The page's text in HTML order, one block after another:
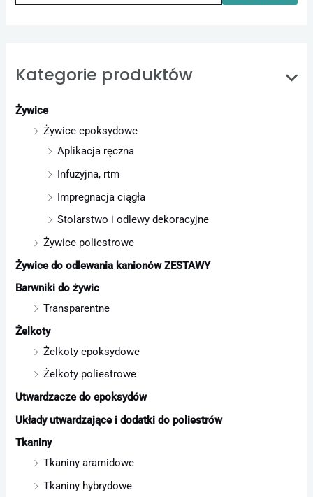
:Kategorie produktów
Żywice
Żywice epoksydowe
Aplikacja ręczna
Infuzyjna, rtm
Impregnacja ciągła
Stolarstwo i odlewy dekoracyjne
Żywice poliestrowe
Żywice do odlewania kanionów ZESTAWY
Barwniki do żywic
Transparentne
Żelkoty
Żelkoty epoksydowe
Żelkoty poliestrowe
Utwardzacze do epoksydów
Układy utwardzające i dodatki do poliestrów
Tkaniny
Tkaniny aramidowe
Tkaniny hybrydowe